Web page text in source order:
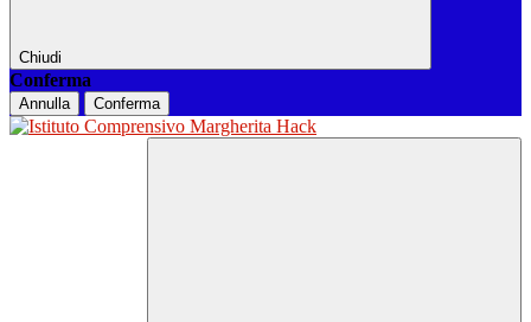
Chiudi
Conferma
Annulla Conferma